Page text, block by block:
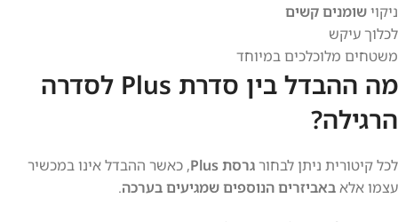
ניקוישומנים קשים
לכלוך עיקש
משטחים מלוכלכים במיוחד
מה ההבדל בין סדרת Plus לסדרה
הרגילה?
לכל קיטורית ניתן לבחורגרסת Plus
, כאשר ההבדל אינו במכשיר
עצמו אלאבאביזרים הנוספים שמגיעים בערכה.